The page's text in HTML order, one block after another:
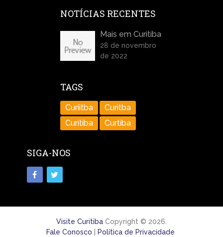
NOTÍCIAS RECENTES
Mais em Curitiba
28 de novembro
de 2022
TAGS
Curiitba
Curitba
Curitiba
Curtiba
SIGA-NOS
Visite CuritibaCopyright © 2026.
Fale Conosco
Política de Privacidade